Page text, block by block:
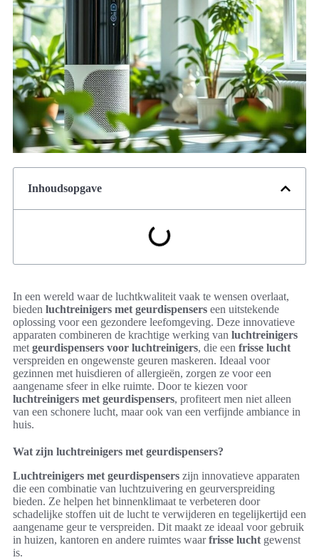
Inhoudsopgave
In een wereld waar de luchtkwaliteit vaak te wensen overlaat,
bieden luchtreinigers met geurdispensers een uitstekende
oplossing voor een gezondere leefomgeving. Deze innovatieve
apparaten combineren de krachtige werking van luchtreinigers
met geurdispensers voor luchtreinigers, die een frisse lucht
verspreiden en ongewenste geuren maskeren. Ideaal voor
gezinnen met huisdieren of allergieën, zorgen ze voor een
aangename sfeer in elke ruimte. Door te kiezen voor
luchtreinigers met geurdispensers, profiteert men niet alleen
van een schonere lucht, maar ook van een verfijnde ambiance in
huis.
Wat zijn luchtreinigers met geurdispensers?
Luchtreinigers met geurdispensers zijn innovatieve apparaten
die een combinatie van luchtzuivering en geurverspreiding
bieden. Ze helpen het binnenklimaat te verbeteren door
schadelijke stoffen uit de lucht te verwijderen en tegelijkertijd een
aangename geur te verspreiden. Dit maakt ze ideaal voor gebruik
in huizen, kantoren en andere ruimtes waarfrisse lucht gewenst
is.